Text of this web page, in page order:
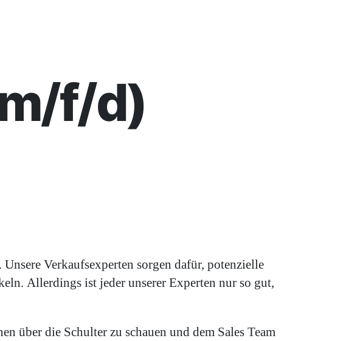
f/d)
Verkaufsexperten sorgen dafür, potenzielle
Allerdings ist jeder unserer Experten nur so gut,
über die Schulter zu schauen und dem Sales Team